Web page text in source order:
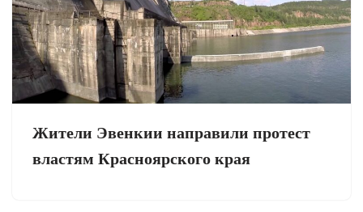
Жители Эвенкии направили протест
властям Красноярского края